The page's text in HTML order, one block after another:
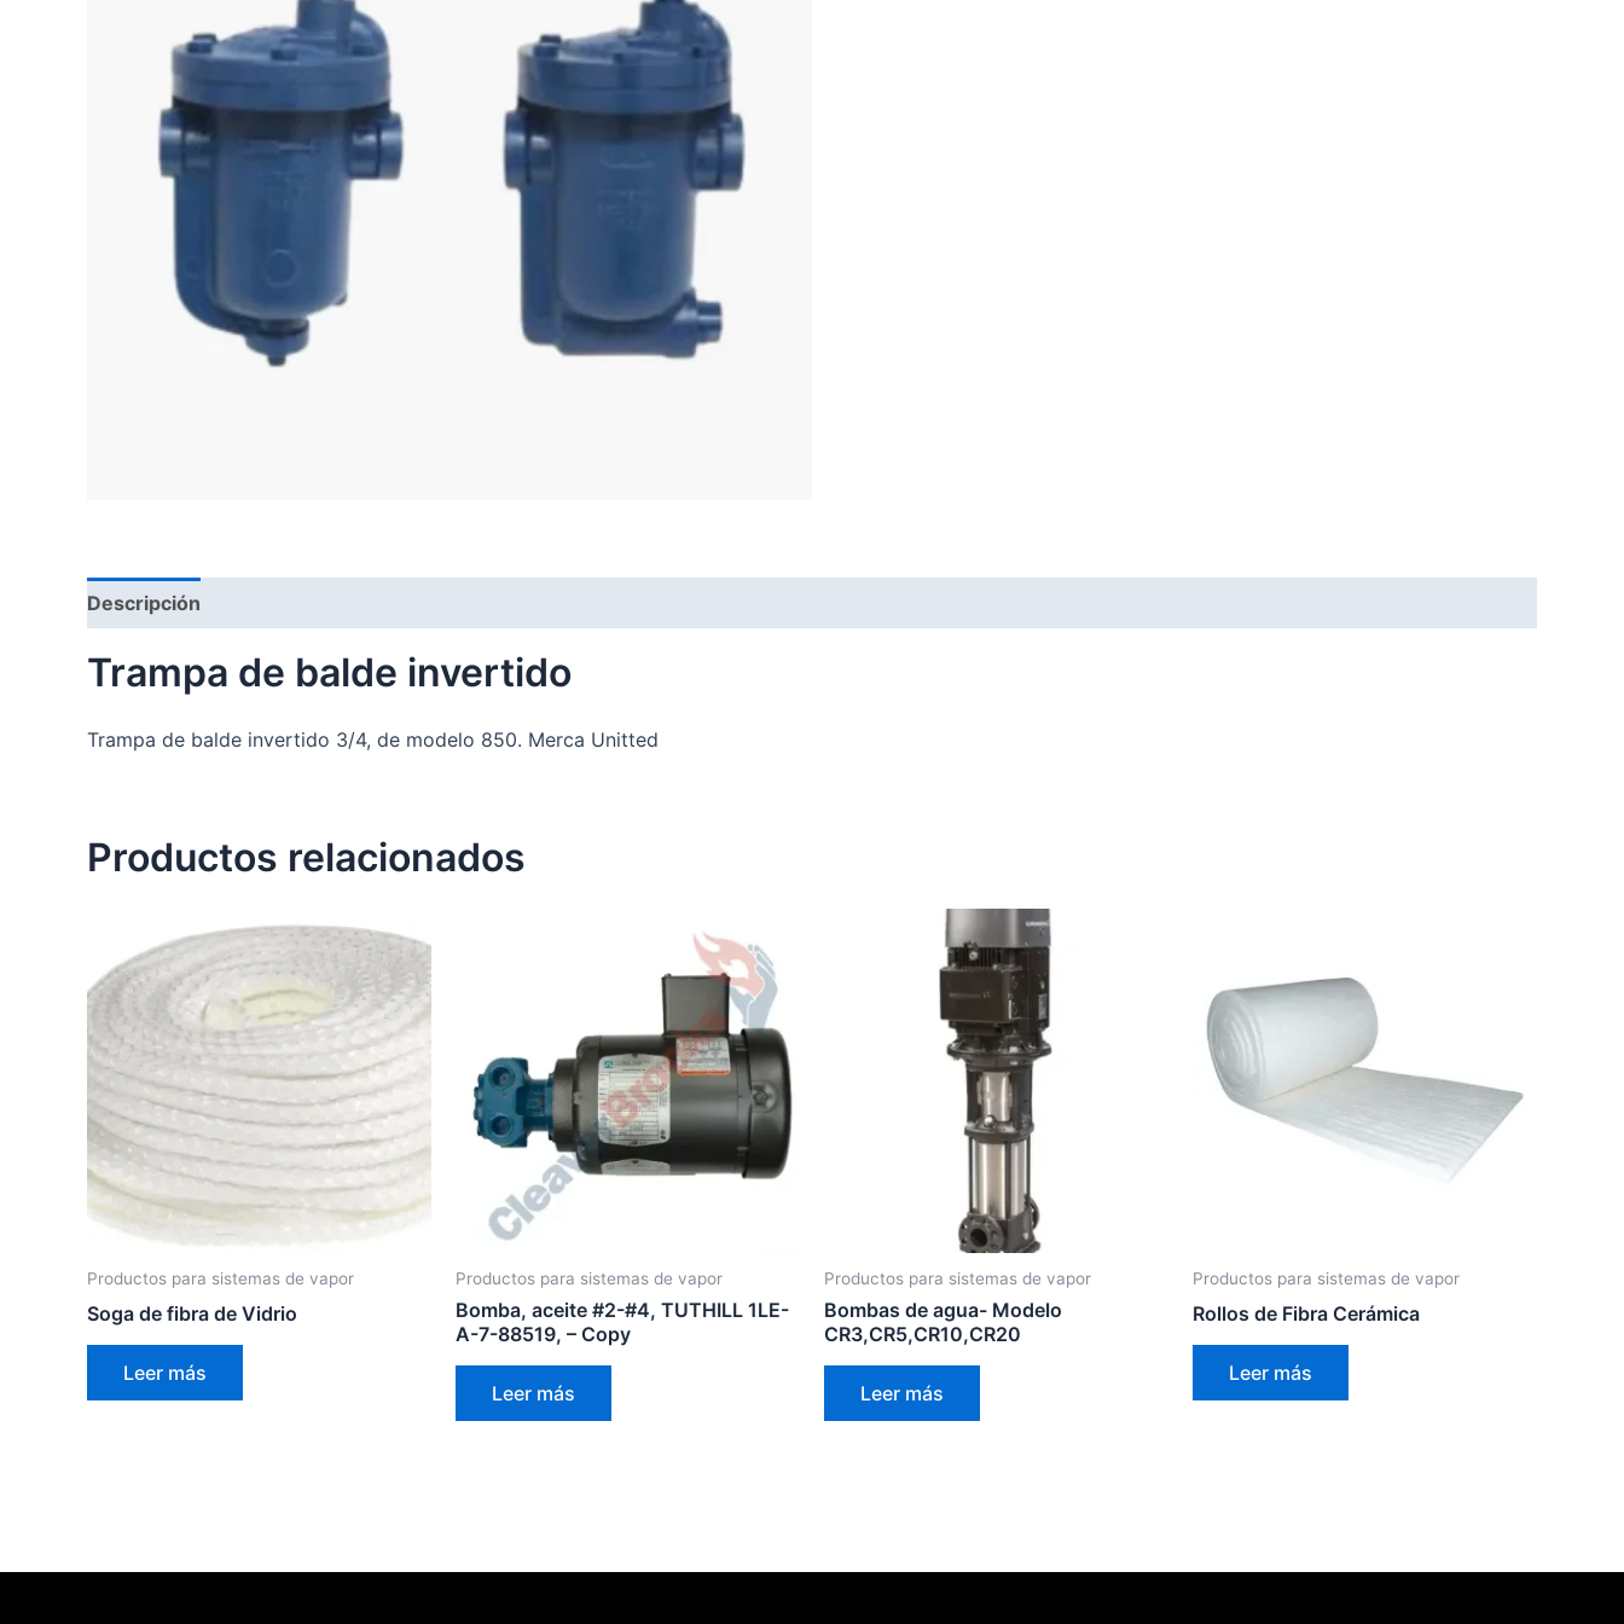
Descripción
Trampa de balde invertido
Trampa de balde invertido 3/4, de modelo 850. Merca Unitted
Productos relacionados
Productos para sistemas de vapor
Soga de fibra de Vidrio
Leer más
Productos para sistemas de vapor
Bomba, aceite #2-#4, TUTHILL 1LE-
A-7-88519, – Copy
Leer más
Productos para sistemas de vapor
Bombas de agua- Modelo
CR3,CR5,CR10,CR20
Leer más
Productos para sistemas de vapor
Rollos de Fibra Cerámica
Leer más